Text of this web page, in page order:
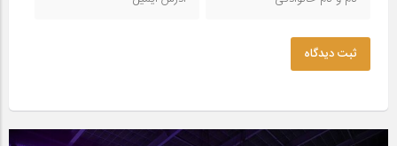
ثبت دیدگاه